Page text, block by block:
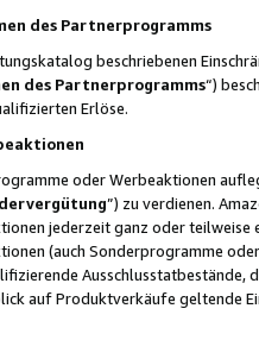
des Partnerprogramms
beschriebenen
des Partnerprogramms“)
Erlöse.
oder Werbeaktionen
”) zu verdienen.
jederzeit ganz oder
(auch Sonderprogramme
Ausschlusstatbestände,
auf Produktverkäufe geltende